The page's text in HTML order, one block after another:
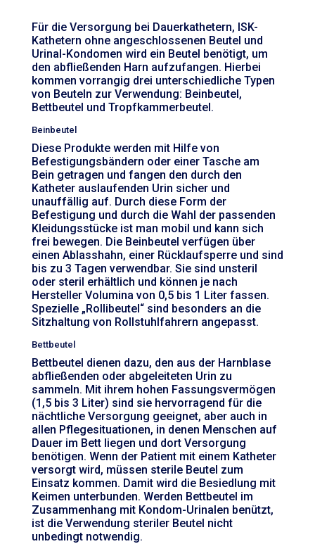
Für die Versorgung bei Dauerkathetern, ISK-
Kathetern ohne angeschlossenen Beutel und
Urinal-Kondomen wird ein Beutel benötigt, um
den abfließenden Harn aufzufangen. Hierbei
kommen vorrangig drei unterschiedliche Typen
von Beuteln zur Verwendung: Beinbeutel,
Bettbeutel und Tropfkammerbeutel.
Beinbeutel
Diese Produkte werden mit Hilfe von
Befestigungsbändern oder einer Tasche am
Bein getragen und fangen den durch den
Katheter auslaufenden Urin sicher und
unauffällig auf. Durch diese Form der
Befestigung und durch die Wahl der passenden
Kleidungsstücke ist man mobil und kann sich
frei bewegen. Die Beinbeutel verfügen über
einen Ablasshahn, einer Rücklaufsperre und sind
bis zu 3 Tagen verwendbar. Sie sind unsteril
oder steril erhältlich und können je nach
Hersteller Volumina von 0,5 bis 1 Liter fassen.
Spezielle „Rollibeutel“ sind besonders an die
Sitzhaltung von Rollstuhlfahrern angepasst.
Bettbeutel
Bettbeutel dienen dazu, den aus der Harnblase
abfließenden oder abgeleiteten Urin zu
sammeln. Mit ihrem hohen Fassungsvermögen
(1,5 bis 3 Liter) sind sie hervorragend für die
nächtliche Versorgung geeignet, aber auch in
allen Pflegesituationen, in denen Menschen auf
Dauer im Bett liegen und dort Versorgung
benötigen. Wenn der Patient mit einem Katheter
versorgt wird, müssen sterile Beutel zum
Einsatz kommen. Damit wird die Besiedlung mit
Keimen unterbunden. Werden Bettbeutel im
Zusammenhang mit Kondom-Urinalen benützt,
ist die Verwendung steriler Beutel nicht
unbedingt notwendig.